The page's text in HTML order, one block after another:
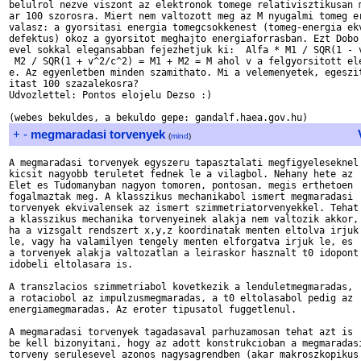
belulrol nezve viszont az elektronok tomege relativisztikusan
ar 100 szorosra. Miert nem valtozott meg az M nyugalmi tomeg
valasz: a gyorsitasi energia tomegcsokkenest (tomeg-energia
defektus) okoz a gyorsitot meghajto energiaforrasban. Ezt
evel sokkal elegansabban fejezhetjuk ki:  Alfa * M1 / SQR(1 -
M2 / SQR(1 + v^2/c^2) = M1 + M2 = M ahol v a felgyorsitott
e. Az egyenletben minden szamithato. Mi a velemenyetek,
itast 100 szazalekosra?
Udvozlettel: Pontos elojelu Dezso :)
+ - megmaradasi torvenyek (mind)
A megmaradasi torvenyek egyszeru tapasztalati megfigyeleseknel
kicsit nagyobb teruletet fednek le a vilagbol. Nehany hete az
Elet es Tudomanyban nagyon tomoren, pontosan, megis erthetoen
fogalmaztak meg. A klasszikus mechanikabol ismert megmaradasi
torvenyek ekvivalensek az ismert szimmetriatorvenyekkel. Tehat
a klasszikus mechanika torvenyeinek alakja nem valtozik akkor,
ha a vizsgalt rendszert x,y,z koordinatak menten eltolva irjuk
le, vagy ha valamilyen tengely menten elforgatva irjuk le, es
a torvenyek alakja valtozatlan a leiraskor hasznalt t0 idopont
idobeli eltolasara is.
A transzlacios szimmetriabol kovetkezik a lenduletmegmaradas,
a rotaciobol az impulzusmegmaradas, a t0 eltolasabol pedig az
energiamegmaradas. Az eroter tipusatol fuggetlenul.
A megmaradasi torvenyek tagadasaval parhuzamosan tehat azt is
be kell bizonyitani, hogy az adott konstrukcioban a
torveny serulesevel azonos nagysagrendben (akar makroszkopikus